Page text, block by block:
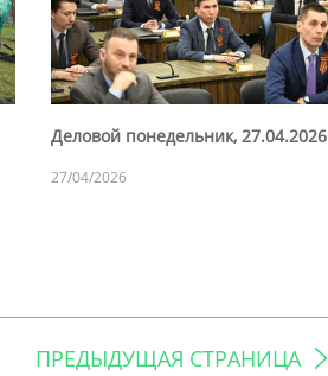
Деловой понедельник, 27.04.2026
27/04/2026
ПРЕДЫДУЩАЯ СТРАНИЦА